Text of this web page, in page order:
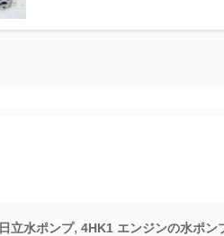
日立水ポンプ, 4HK1 エンジンの水ポン